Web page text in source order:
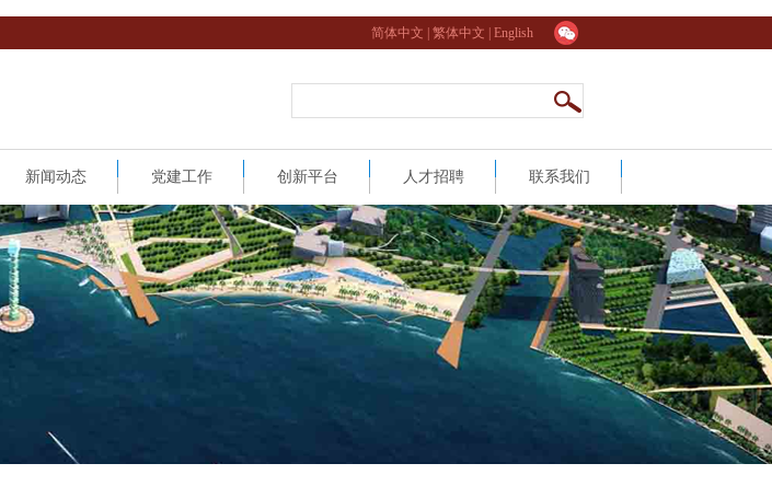
简体中文
繁体中文 English
新闻动态 党建工作 创新平台 人才招聘 联系我们